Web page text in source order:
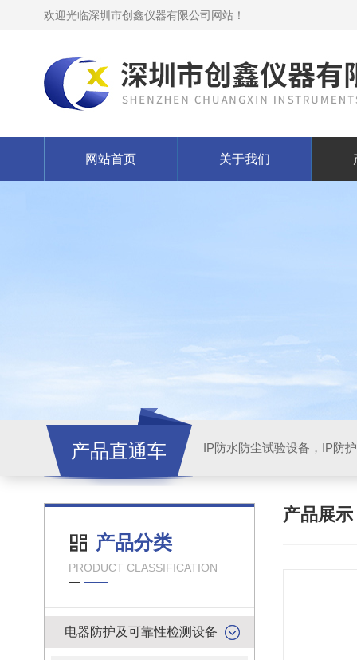
欢迎光临深圳市创鑫仪器有限公司网站！
网站首页 关于我们
产品直通车
产品分类
PRODUCT CLASSIFICATION
电器防护及可靠性检测设备
产品展示